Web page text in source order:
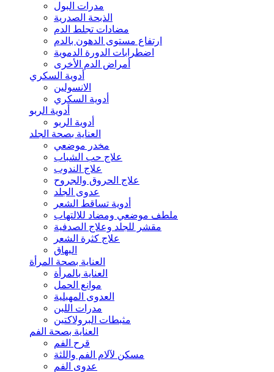
مدرات البول
الذبحة الصدرية
مضادات تجلط الدم
ارتفاع مستوى الدهون بالدم
اضطرابات الدورة الدموية
أمراض الدم الأخرى
أدوية السكري
الانسولين
أدوية السكري
أدوية الربو
أدوية الربو
العناية بصحة الجلد
مخدر موضعي
علاج حب الشباب
علاج الندوب
علاج الحروق والجروح
عدوى الجلد
أدوية تساقط الشعر
ملطف موضعي ومضاد للالتهاب
مقشر للجلد وعلاج الصدفية
علاج كثرة الشعر
البهاق
العناية بصحة المرأة
العناية بالمرأة
موانع الحمل
العدوى المهبلية
مدرات اللبن
مثبطات البرولاكتين
العناية بصحة الفم
قرح الفم
مسكن لآلام الفم واللثة
عدوى الفم